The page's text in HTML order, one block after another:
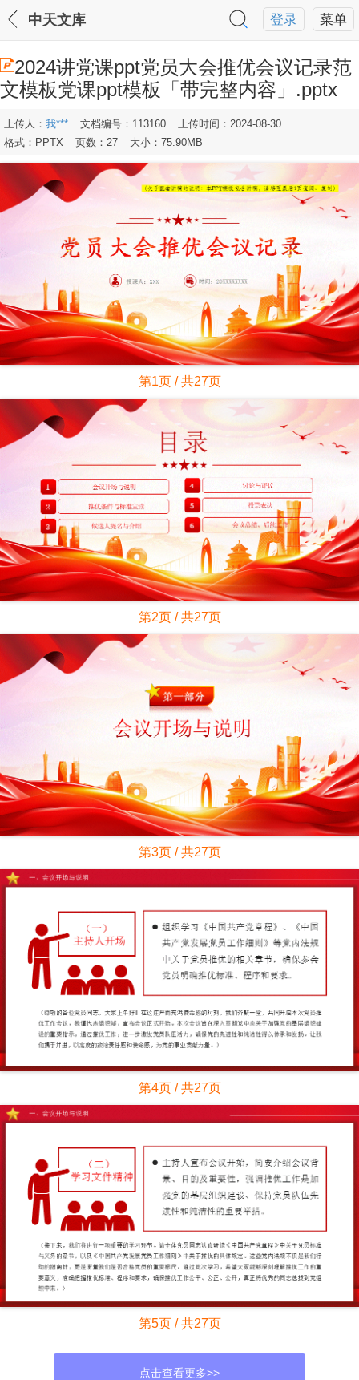
菜单
登录
中天文库
2024讲党课ppt党员大会推优会议记录范
文模板党课ppt模板「带完整内容」.pptx
上传人： 我*** 文档编号：113160
上传时间：2024-08-30
格式：PPTX
页数：27 大小：75.90MB
第1页 / 共27页
第2页 / 共27页
第3页 / 共27页
第4页 / 共27页
第5页 / 共27页
点击查看更多>>